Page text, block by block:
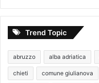
Trend Topic
abruzzo alba adriatica
chieti comune giulianova